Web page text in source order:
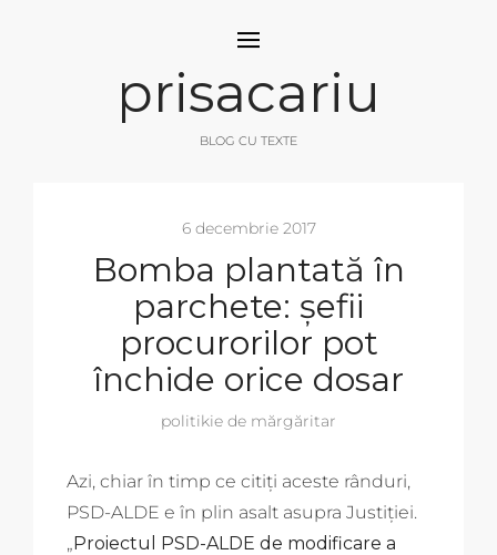
prisacariu
BLOG CU TEXTE
6 decembrie 2017
Bomba plantată în
parchete: șefii
procurorilor pot
închide orice dosar
politikie de mărgăritar
Azi, chiar în timp ce citiți aceste rânduri,
PSD-ALDE e în plin asalt asupra Justiției.
„Proiectul PSD-ALDE de modificare a